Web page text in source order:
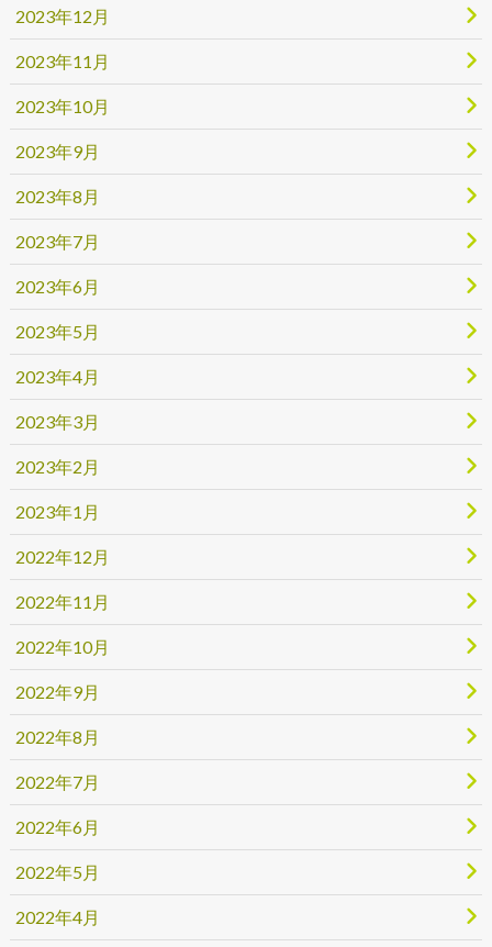
2023年12月
2023年11月
2023年10月
2023年9月
2023年8月
2023年7月
2023年6月
2023年5月
2023年4月
2023年3月
2023年2月
2023年1月
2022年12月
2022年11月
2022年10月
2022年9月
2022年8月
2022年7月
2022年6月
2022年5月
2022年4月